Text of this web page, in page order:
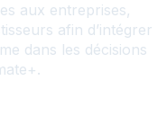
aux entreprises,
afin d’intégrer
dans les décisions